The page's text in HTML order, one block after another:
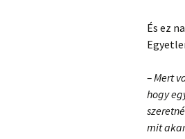
És ez
– Mert
hogy
mit